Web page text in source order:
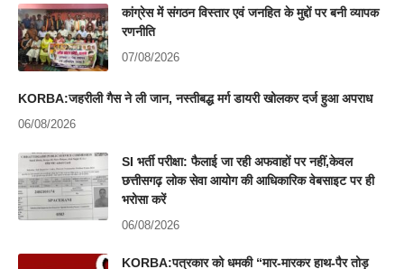
कांग्रेस में संगठन विस्तार एवं जनहित के मुद्दों पर बनी व्यापक
रणनीति
07/08/2026
KORBA:जहरीली गैस ने ली जान, नस्तीबद्ध मर्ग डायरी खोलकर दर्ज हुआ अपराध
06/08/2026
SI भर्ती परीक्षा: फैलाई जा रही अफवाहों पर नहीं,केवल
छत्तीसगढ़ लोक सेवा आयोग की आधिकारिक वेबसाइट पर ही
भरोसा करें
06/08/2026
KORBA:पत्रकार को धमकी “मार-मारकर हाथ-पैर तोड़